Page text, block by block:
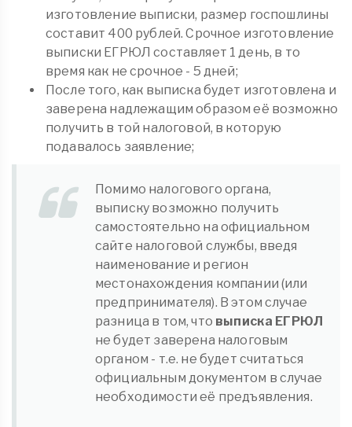
изготовление выписки, размер госпошлины
составит 400 рублей. Срочное изготовление
выписки ЕГРЮЛ составляет 1 день, в то
время как не срочное - 5 дней;
После того, как выписка будет изготовлена и
заверена надлежащим образом её возможно
получить в той налоговой, в которую
подавалось заявление;
Помимо налогового органа,
выписку возможно получить
самостоятельно на официальном
сайте налоговой службы, введя
наименование и регион
местонахождения компании (или
предпринимателя). В этом случае
разница в том, что выписка ЕГРЮЛ
не будет заверена налоговым
органом - т.е. не будет считаться
официальным документом в случае
необходимости её предъявления.